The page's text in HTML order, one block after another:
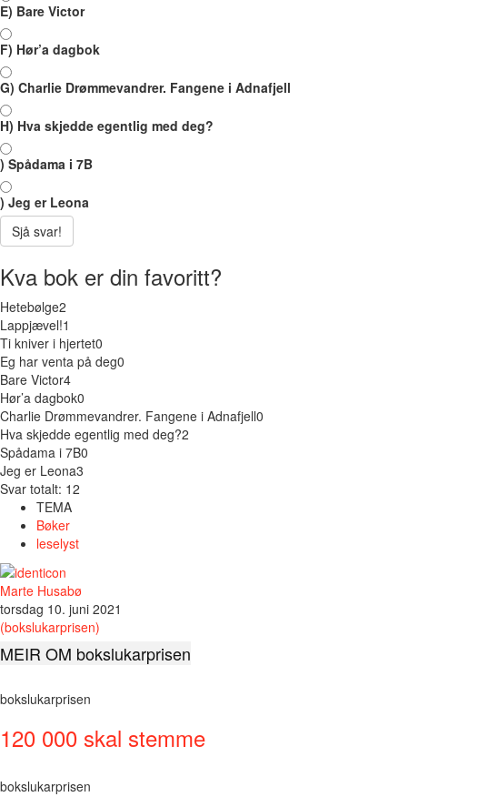
E) Bare Victor
F) Hør’a dagbok
G) Charlie Drømmevandrer. Fangene i Adnafjell
H) Hva skjedde egentlig med deg?
) Spådama i 7B
) Jeg er Leona
Sjå svar!
Kva bok er din favoritt?
Hetebølge2
Lappjævel!1
Ti kniver i hjertet0
Eg har venta på deg0
Bare Victor4
Hør’a dagbok0
Charlie Drømmevandrer. Fangene i Adnafjell0
Hva skjedde egentlig med deg?2
Spådama i 7B0
Jeg er Leona3
Svar totalt: 12
TEMA
Bøker
leselyst
Marte Husabø
torsdag 10. juni 2021
(bokslukarprisen)
MEIR OM bokslukarprisen
bokslukarprisen
120 000 skal stemme
bokslukarprisen